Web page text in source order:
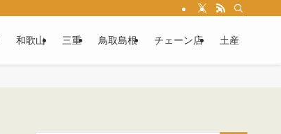
和歌山 三重 鳥取島根 チェーン店 土産